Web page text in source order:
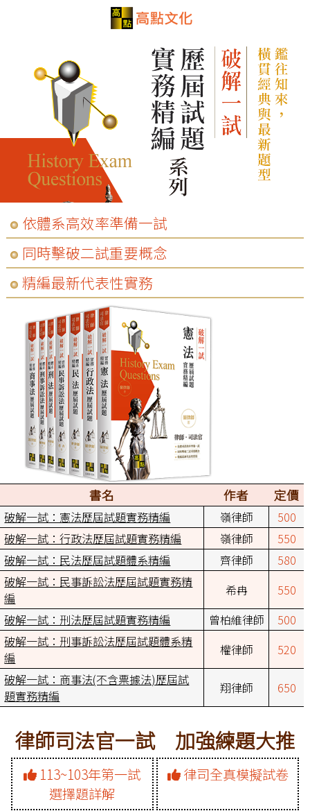
依體系高效率準備一試
同時擊破二試重要概念
精編最新代表性實務
書名 作者 定價
破解一試：憲法歷屆試題實務精編 嶺律師
500
破解一試：行政法歷屆試題實務精編
嶺律師
550
破解一試：民法歷屆試題體系精編
齊律師
580
破解一試：民事訴訟法歷屆試題實務精
編
希冉
550
破解一試：刑法歷屆試題實務精編
曾柏維律師
500
破解一試：刑事訴訟法歷屆試題體系精
編
權律師
520
破解一試：商事法(不含票據法)歷屆試
題實務精編
翔律師 650
律師司法官一試 加強練題大推
113~103年第一試
選擇題詳解
律司全真模擬試卷